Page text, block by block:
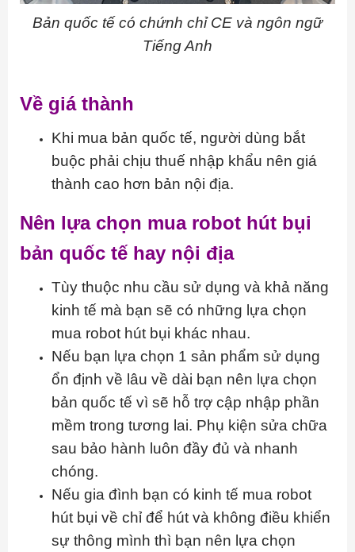
Bản quốc tế có chứnh chỉ CE và ngôn ngữ
Tiếng Anh
Về giá thành
Khi mua bản quốc tế, người dùng bắt
buộc phải chịu thuế nhập khẩu nên giá
thành cao hơn bản nội địa.
Nên lựa chọn mua robot hút bụi
bản quốc tế hay nội địa
Tùy thuộc nhu cầu sử dụng và khả năng
kinh tế mà bạn sẽ có những lựa chọn
mua robot hút bụi khác nhau.
Nếu bạn lựa chọn 1 sản phẩm sử dụng
ổn định về lâu về dài bạn nên lựa chọn
bản quốc tế vì sẽ hỗ trợ cập nhập phần
mềm trong tương lai. Phụ kiện sửa chữa
sau bảo hành luôn đầy đủ và nhanh
chóng.
Nếu gia đình bạn có kinh tế mua robot
hút bụi về chỉ để hút và không điều khiển
sự thông mình thì bạn nên lựa chọn